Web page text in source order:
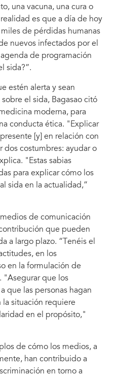
una vacuna, una cura o
es que a día de hoy
de pérdidas humanas
nuevos infectados por el
de programación
sida?”.
estén alerta y sean
el sida, Bagasao citó
moderna, para
conducta ética. "Explicar
[y] en relación con
dos costumbres: ayudar o
"Estas sabias
para explicar cómo los
sida en la actualidad,”
de comunicación
que pueden
a largo plazo. “Tenéis el
en los
en la formulación de
"Asegurar que los
que las personas hagan
la situación requiere
en el propósito,"
de cómo los medios, a
han contribuido a
en torno a